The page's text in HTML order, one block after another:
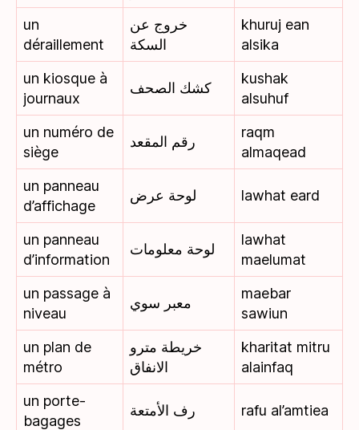
un
déraillement
خروج عن
السكة
khuruj ean
alsika
un kiosque à
journaux
كشك الصحف
kushak
alsuhuf
un numéro de
siège
رقم المقعد
raqm
almaqead
un panneau
d’affichage
لوحة عرض lawhat eard
un panneau
d’information
لوحة معلومات
lawhat
maelumat
un passage à
niveau
معبر سوي
maebar
sawiun
un plan de
métro
خريطة مترو
الانفاق
kharitat mitru
alainfaq
un porte-
bagages
رف الأمتعة rafu al’amtiea